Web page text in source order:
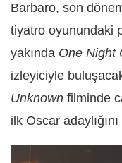
Barbaro, son
tiyatro oyunundaki
yakında One Night
izleyiciyle
Unknown filminde
ilk Oscar